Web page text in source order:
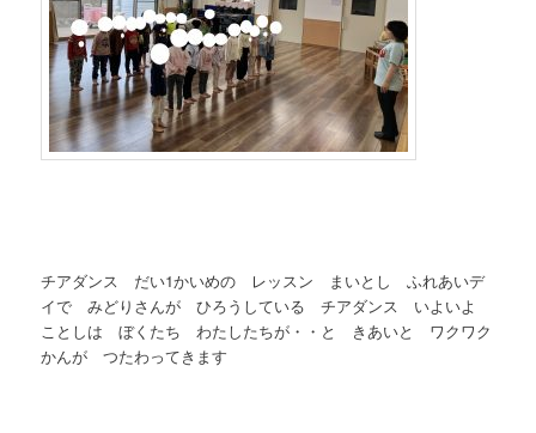
チアダンス だい1かいめの レッスン まいとし ふれあいデ
イで みどりさんが ひろうしている チアダンス いよいよ
ことしは ぼくたち わたしたちが・・と きあいと ワクワク
かんが つたわってきます